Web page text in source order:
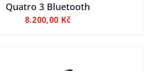
Quatro 3 Bluetooth
8.200,00 Kč